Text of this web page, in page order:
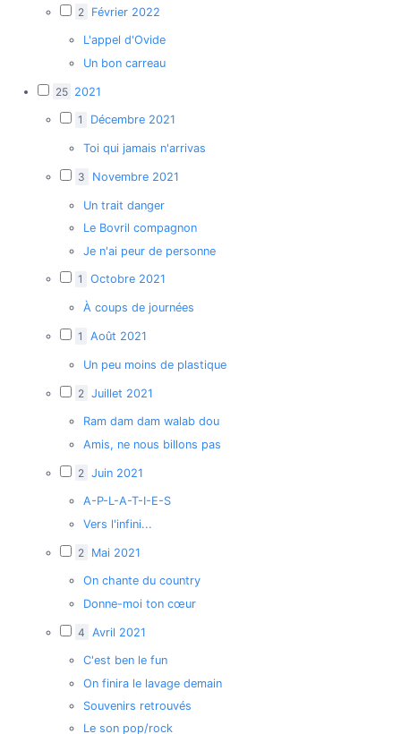
2 Février 2022
L'appel d'Ovide
Un bon carreau
25 2021
1 Décembre 2021
Toi qui jamais n'arrivas
3 Novembre 2021
Un trait danger
Le Bovril compagnon
Je n'ai peur de personne
1 Octobre 2021
À coups de journées
1 Août 2021
Un peu moins de plastique
2 Juillet 2021
Ram dam dam walab dou
Amis, ne nous billons pas
2 Juin 2021
A-P-L-A-T-I-E-S
Vers l'infini...
2 Mai 2021
On chante du country
Donne-moi ton cœur
4 Avril 2021
C'est ben le fun
On finira le lavage demain
Souvenirs retrouvés
Le son pop/rock